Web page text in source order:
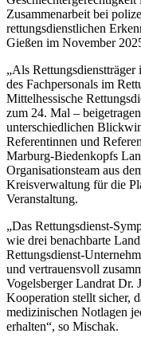
Zusammenarbeit bei
rettungsdienstlichen
Gießen im November
„Als
des Fachpersonals im
Mittelhessische
zum 24. Mal –
unterschiedlichen
Referentinnen und
Marburg-Biedenkopfs
Organisationsteam aus
Kreisverwaltung für die
Veranstaltung.
„Das Rettungsdienst-
wie drei benachbarte
Rettungsdienst-
und vertrauensvoll
Vogelsberger Landrat Dr.
Kooperation stellt sicher,
medizinischen Notlagen
erhalten“, so Mischak.